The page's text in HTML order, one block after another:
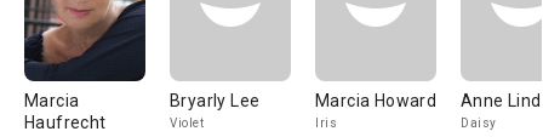
Marcia
Haufrecht
Bryarly Lee
Violet
Marcia Howard
Iris
Anne
Daisy